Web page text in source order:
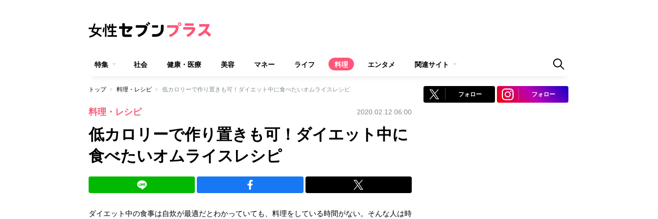
特集 社会 健康・医療 美容 マネー ライフ 料理 エンタメ 関連サイト
トップ 料理・レシピ 低カロリーで作り置きも可！ダイエット中に食べたいオムライスレシピ
料理・レシピ 2020.02.12 06:00
低カロリーで作り置きも可！ダイエット中に
食べたいオムライスレシピ
ダイエット中の食事は自炊が最適だとわかっていても、料理をしている時間がない。そんな人は時
フォロー フォロー